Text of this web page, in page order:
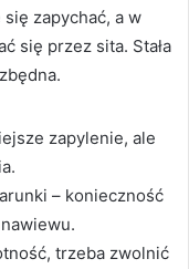
zapychać, a w
się przez sita. Stała
zapylenie, ale
– konieczność
trzeba zwolnić